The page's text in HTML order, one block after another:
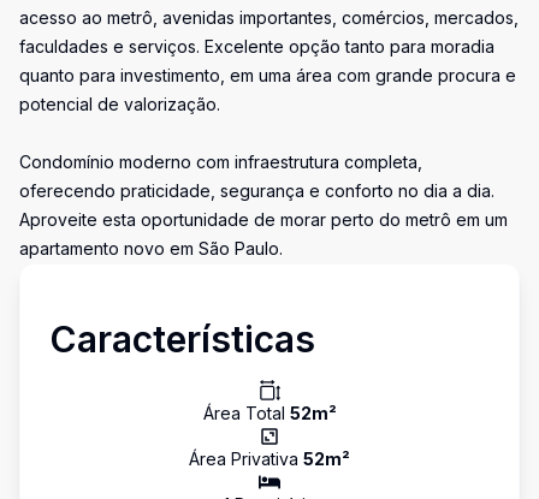
acesso ao metrô, avenidas importantes, comércios, mercados,
faculdades e serviços. Excelente opção tanto para moradia
quanto para investimento, em uma área com grande procura e
potencial de valorização.
Condomínio moderno com infraestrutura completa,
oferecendo praticidade, segurança e conforto no dia a dia.
Aproveite esta oportunidade de morar perto do metrô em um
apartamento novo em São Paulo.
Características
Área Total 52m²
Área Privativa 52m²